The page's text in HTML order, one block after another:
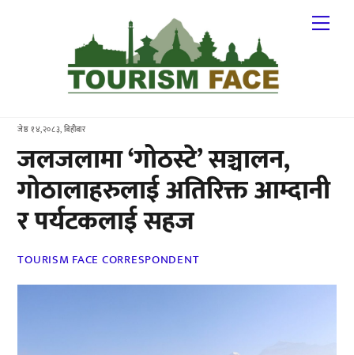
जेष्ठ १४,२०८३, बिहीबार
जलजलामा ‘गोठस्टे’ सञ्चालन,
गोठालाहरुलाई अतिरिक्त आम्दानी
र पर्यटकलाई सहज
TOURISM FACE CORRESPONDENT